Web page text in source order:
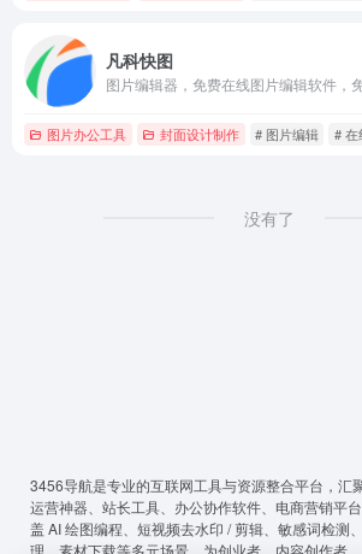
凡科快图
图片办公工具 封面设计制作 # 图片编辑 # 在
没有了
3456导航是专业的互联网工具与资源整合平台，汇
运营神器、站长工具、办公协作软件、电商营销平
盖 AI 绘图编程、短视频去水印 / 剪辑、敏感词检测
理、素材下载等多元场景，为创业者、内容创作者